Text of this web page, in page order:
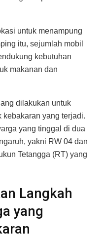
untuk menampung
itu, sejumlah mobil
kebutuhan
makanan dan
dilakukan untuk
kebakaran yang terjadi.
yang tinggal di dua
yakni RW 04 dan
Tetangga (RT) yang
Langkah
yang